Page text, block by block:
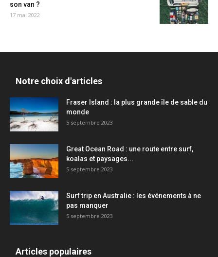
son van ?
17 mai 2022
Notre choix d'articles
Fraser Island : la plus grande île de sable du
monde
5 septembre 2023
Great Ocean Road : une route entre surf,
koalas et paysages...
5 septembre 2023
Surf trip en Australie : les événements à ne
pas manquer
5 septembre 2023
Articles populaires